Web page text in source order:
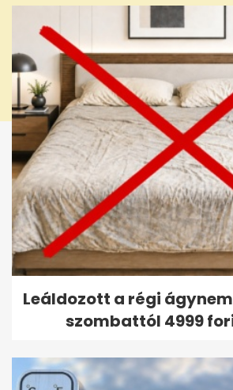
Leáldozott a régi
szombattól 4999